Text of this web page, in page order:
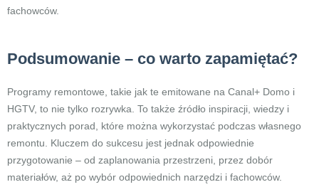
fachowców.
Podsumowanie – co warto zapamiętać?
Programy remontowe, takie jak te emitowane na Canal+ Domo i
HGTV, to nie tylko rozrywka. To także źródło inspiracji, wiedzy i
praktycznych porad, które można wykorzystać podczas własnego
remontu. Kluczem do sukcesu jest jednak odpowiednie
przygotowanie – od zaplanowania przestrzeni, przez dobór
materiałów, aż po wybór odpowiednich narzędzi i fachowców.